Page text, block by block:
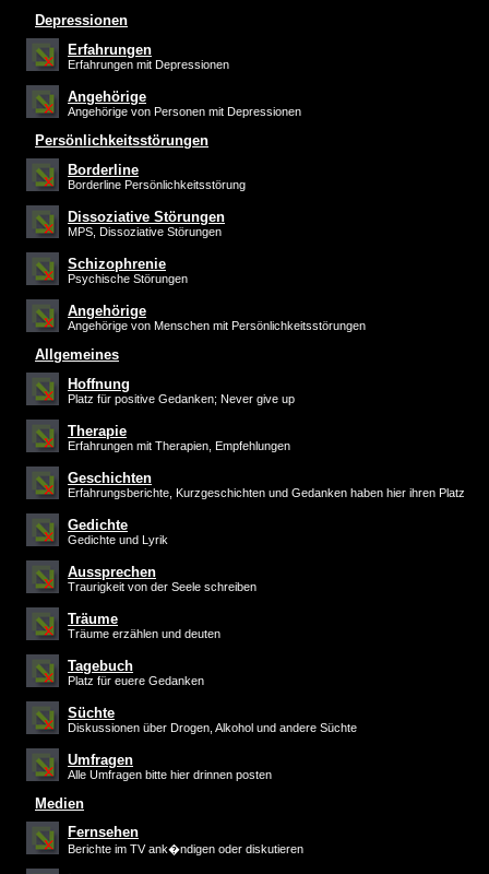
Depressionen
Erfahrungen
Erfahrungen mit Depressionen
Angehörige
Angehörige von Personen mit Depressionen
Persönlichkeitsstörungen
Borderline
Borderline Persönlichkeitsstörung
Dissoziative Störungen
MPS, Dissoziative Störungen
Schizophrenie
Psychische Störungen
Angehörige
Angehörige von Menschen mit Persönlichkeitsstörungen
Allgemeines
Hoffnung
Platz für positive Gedanken; Never give up
Therapie
Erfahrungen mit Therapien, Empfehlungen
Geschichten
Erfahrungsberichte, Kurzgeschichten und Gedanken haben hier ihren Platz
Gedichte
Gedichte und Lyrik
Aussprechen
Traurigkeit von der Seele schreiben
Träume
Träume erzählen und deuten
Tagebuch
Platz für euere Gedanken
Süchte
Diskussionen über Drogen, Alkohol und andere Süchte
Umfragen
Alle Umfragen bitte hier drinnen posten
Medien
Fernsehen
Berichte im TV ank�ndigen oder diskutieren